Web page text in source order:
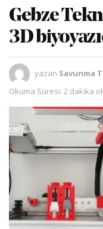
Gebze
3D
yazan Savunma
Okuma Süresi: 2 dakika